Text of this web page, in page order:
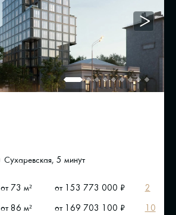
Сухаревская, 5 минут
от 73 м² от 153 773 000 ₽
2
от 86 м² от 169 703 100 ₽
10